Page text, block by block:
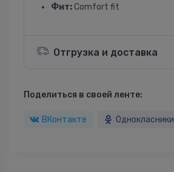
Фит: Comfort fit
Отгрузка и доставка
Поделиться в своей ленте:
ВКонтакте Однокласники